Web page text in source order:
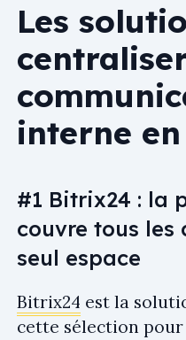
Les
interne en
#1 Bitrix24 : la
couvre tous les
seul espace
Bitrix24 est la
cette sélection